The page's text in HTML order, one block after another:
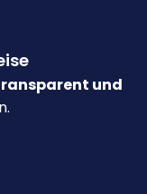
und